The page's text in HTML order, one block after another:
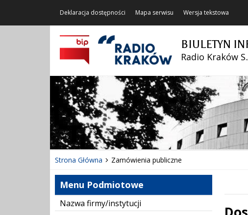
Deklaracja dostępności Mapa serwisu Wersja tekstowa
BIULETYN
Radio Kraków
Strona Główna Zamówienia publiczne
Menu Podmiotowe
Nazwa firmy/instytucji